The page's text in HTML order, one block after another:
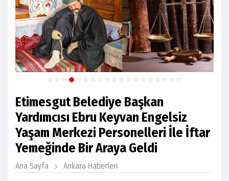
Etimesgut Belediye Başkan
Yardımcısı Ebru Keyvan Engelsiz
Yaşam Merkezi Personelleri İle İftar
Yemeğinde Bir Araya Geldi
Ana Sayfa Ankara Haberleri